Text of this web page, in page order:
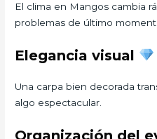
El clima en Mangos cambia
problemas de último
Elegancia visual
Una carpa bien decorada
algo espectacular.
Organización del